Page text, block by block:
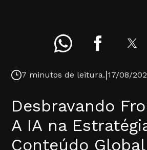
7 minutos de leitura.|17/08/
Desbravando
A IA na
Conteúdo Global